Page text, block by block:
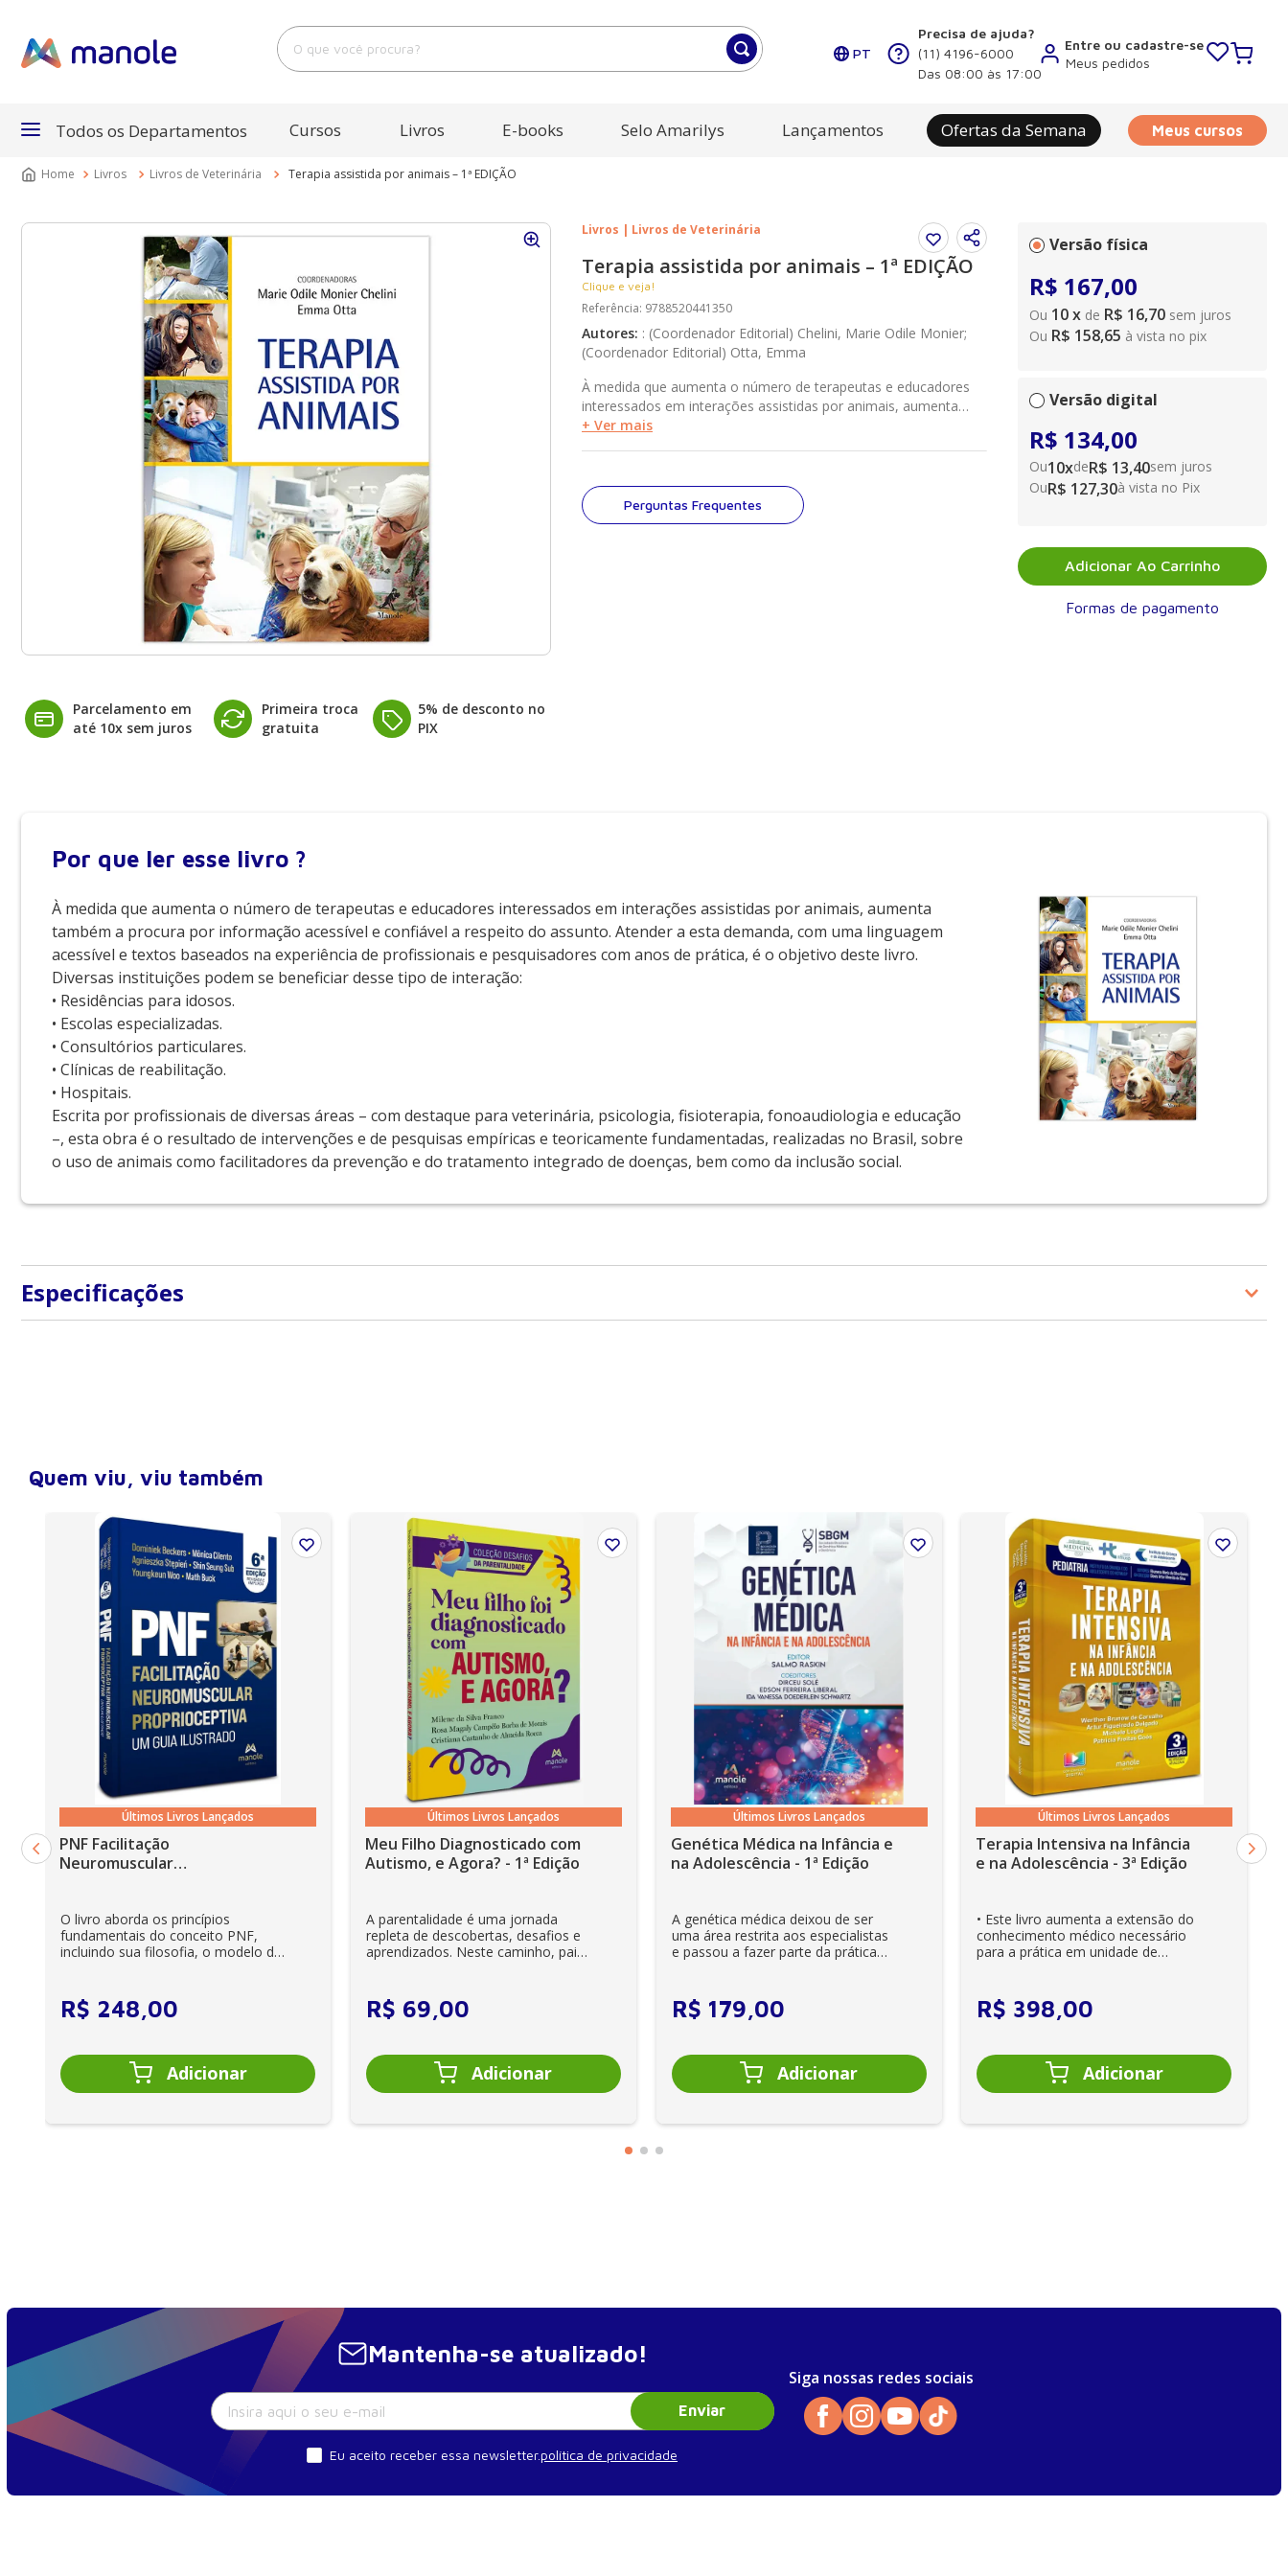
O que você procura?
PT
Precisa de ajuda?
(11) 4196-6000
Das 08:00 às 17:00
Entre ou cadastre-se
Meus pedidos
Todos os Departamentos Cursos Livros E-books Selo Amarilys Lançamentos Ofertas da Semana Meus cursos
Livros Livros de Veterinária Terapia assistida por animais – 1ª EDIÇÃO
Parcelamento em
até 10x sem juros
Primeira troca
gratuita
5% de desconto no
PIX
Livros | Livros de Veterinária
Terapia assistida por animais – 1ª EDIÇÃO
Clique e veja!
Referência: 9788520441350
Autores: : (Coordenador Editorial) Chelini, Marie Odile Monier;
(Coordenador Editorial) Otta, Emma
À medida que aumenta o número de terapeutas e educadores
interessados em interações assistidas por animais, aumenta
também a procura por informação acessível e confiável a
profissionais e pesquisadores com anos de prática, é o objetivo
deste livro. Diversas instituições podem se beneficiar desse tipo
de interação: ? Residências para idosos. ? Escolas especializadas.
+ Ver mais
Perguntas Frequentes
Versão física
R$ 167,00
Ou 10x de R$ 16,70 sem juros
Ou R$ 158,65 à vista no pix
Versão digital
R$ 134,00
Ou10xdeR$ 13,40sem juros
OuR$ 127,30à vista no Pix
Adicionar Ao Carrinho
Formas de pagamento
Por que ler esse livro ?
À medida que aumenta o número de terapeutas e educadores interessados em interações assistidas por animais, aumenta
também a procura por informação acessível e confiável a respeito do assunto. Atender a esta demanda, com uma linguagem
acessível e textos baseados na experiência de profissionais e pesquisadores com anos de prática, é o objetivo deste livro.
Diversas instituições podem se beneficiar desse tipo de interação:
• Residências para idosos.
• Escolas especializadas.
• Consultórios particulares.
• Clínicas de reabilitação.
• Hospitais.
Escrita por profissionais de diversas áreas – com destaque para veterinária, psicologia, fisioterapia, fonoaudiologia e educação
–, esta obra é o resultado de intervenções e de pesquisas empíricas e teoricamente fundamentadas, realizadas no Brasil, sobre
o uso de animais como facilitadores da prevenção e do tratamento integrado de doenças, bem como da inclusão social.
Especificações
Número de páginas
364
Encadernação
1
Quem viu, viu também
Últimos Livros Lançados
PNF Facilitação
Neuromuscular
O livro aborda os princípios
fundamentais do conceito PNF,
incluindo sua filosofia, o modelo da
R$ 248,00
Últimos Livros Lançados
Meu Filho Diagnosticado com
Autismo, e Agora? - 1ª Edição
A parentalidade é uma jornada
repleta de descobertas, desafios e
aprendizados. Neste caminho, pais
R$ 69,00
Últimos Livros Lançados
Genética Médica na Infância e
na Adolescência - 1ª Edição
A genética médica deixou de ser
uma área restrita aos especialistas
e passou a fazer parte da prática
R$ 179,00
Últimos Livros Lançados
Terapia Intensiva na Infância
e na Adolescência - 3ª Edição
• Este livro aumenta a extensão do
conhecimento médico necessário
para a prática em unidade de
R$ 398,00
Mantenha-se atualizado!
Enviar
Eu aceito receber essa newsletter.política de privacidade
Siga nossas redes sociais